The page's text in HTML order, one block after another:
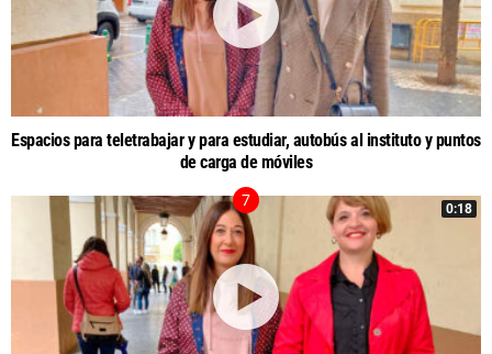
Espacios para teletrabajar y para estudiar, autobús al instituto y puntos
de carga de móviles
0:18